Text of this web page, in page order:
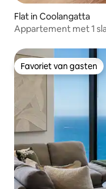
Flat in Coolangatta
Appartement met 1
Favoriet van gasten
Favoriet van gasten